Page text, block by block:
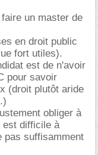
un master de
en droit public
fort utiles).
est de n'avoir
pour savoir
(droit plutôt aride
obliger à
est difficile à
pas suffisamment